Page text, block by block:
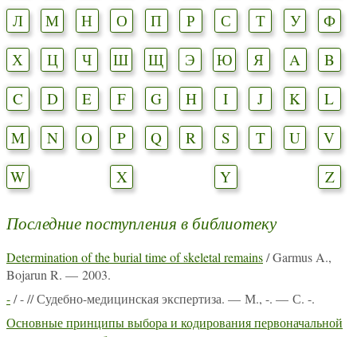
Л
М Н О П Р С Т У
Ф
Х
Ц Ч Ш Щ Э Ю Я A
B
C
D E F G H I J K
L
M
N O P Q R S T U
V
W
X Y Z
Последние поступления в библиотеку
Determination of the burial time of skeletal remains/ Garmus A.,
Bojarun R. — 2003.
-/ - // Судебно-медицинская экспертиза. — М., -. — С. -.
Основные принципы выбора и кодирования первоначальной